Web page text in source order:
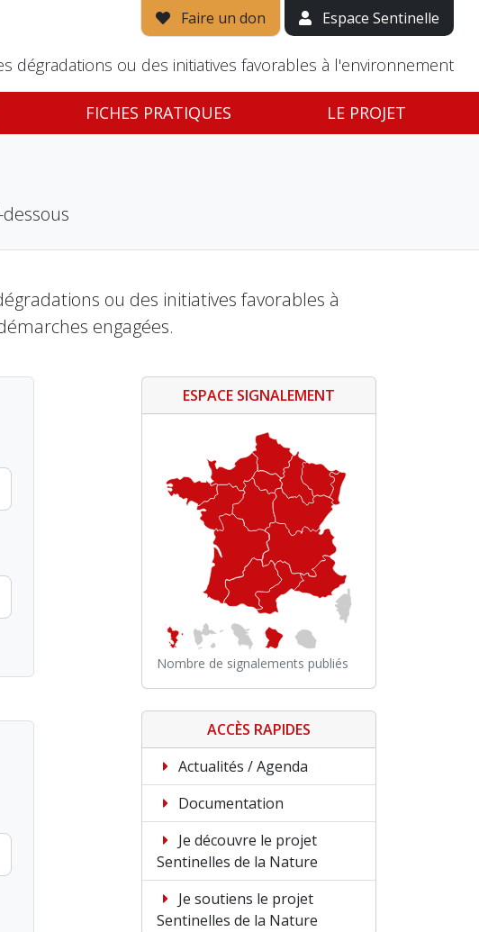
Faire un don Espace Sentinelle
dégradations ou des initiatives favorables à l'environnement
FICHES PRATIQUES LE PROJET
ou des initiatives favorables à
engagées.
ESPACE SIGNALEMENT
Nombre de signalements publiés
ACCÈS RAPIDES
Actualités / Agenda
Documentation
Je découvre le projet
Sentinelles de la Nature
Je soutiens le projet
Sentinelles de la Nature